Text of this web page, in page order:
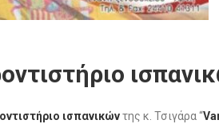
ισπανικώντης κ. Τσιγάρα “